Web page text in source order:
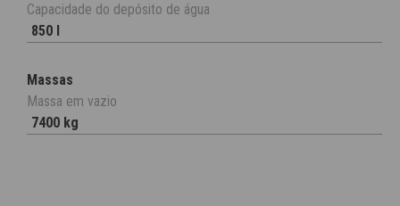
Capacidade do depósito de água
850 l
Massas
Massa em vazio
7400 kg